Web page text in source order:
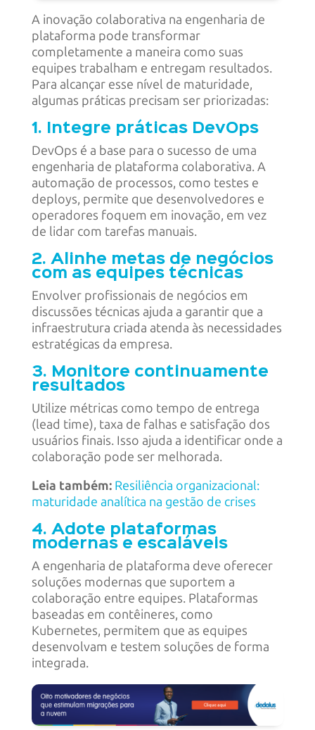
A inovação colaborativa na engenharia de
plataforma pode transformar
completamente a maneira como suas
equipes trabalham e entregam resultados.
Para alcançar esse nível de maturidade,
algumas práticas precisam ser priorizadas:
1. Integre práticas DevOps
DevOps é a base para o sucesso de uma
engenharia de plataforma colaborativa. A
automação de processos, como testes e
deploys, permite que desenvolvedores e
operadores foquem em inovação, em vez
de lidar com tarefas manuais.
2. Alinhe metas de negócios
com as equipes técnicas
Envolver profissionais de negócios em
discussões técnicas ajuda a garantir que a
infraestrutura criada atenda às necessidades
estratégicas da empresa.
3. Monitore continuamente
resultados
Utilize métricas como tempo de entrega
(lead time), taxa de falhas e satisfação dos
usuários finais. Isso ajuda a identificar onde a
colaboração pode ser melhorada.
Leia também: Resiliência organizacional:
maturidade analítica na gestão de crises
4. Adote plataformas
modernas e escaláveis
A engenharia de plataforma deve oferecer
soluções modernas que suportem a
colaboração entre equipes. Plataformas
baseadas em contêineres, como
Kubernetes, permitem que as equipes
desenvolvam e testem soluções de forma
integrada.